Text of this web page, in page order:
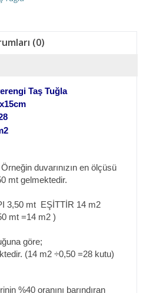
(0)
Taş Tuğla
Örneğin duvarınızın en ölçüsü
mt gelmektedir.
3,50 mt EŞİTTİR 14 m2
=14 m2 )
göre;
(14 m2 ÷0,50 =28 kutu)
%40 oranını barındıran